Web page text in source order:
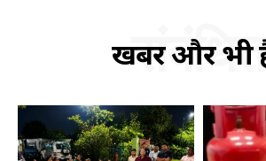
खबरें और भी
संबंधित